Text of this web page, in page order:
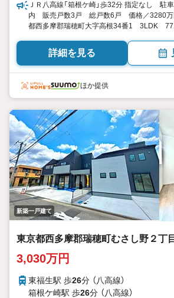
ＪＲ八高線「箱根ケ崎」歩32分 指定なし 駐
内 販売戸数3戸 総戸数6戸 価格／3280
都西多摩郡瑞穂町大字高根34番1 3LDK
詳細を見る
ほか提供
新築一戸建て
東京都西多摩郡瑞穂町むさし野２丁
3,030万円
東福生駅 歩26分 （八高線）
箱根ケ崎駅 歩26分 （八高線）